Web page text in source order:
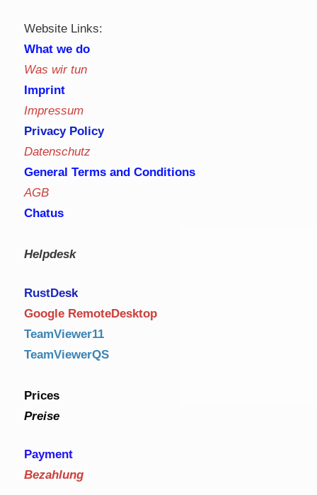
Website Links:
What we do
Was wir tun
Imprint
Impressum
Privacy Policy
Datenschutz
General Terms and Conditions
AGB
Chatus
Helpdesk
RustDesk
Google RemoteDesktop
TeamViewer11
TeamViewerQS
Prices
Preise
Payment
Bezahlung